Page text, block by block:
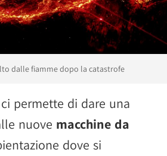
dalle fiamme dopo la catastrofe
permette di dare una
nuove macchine da
dove si